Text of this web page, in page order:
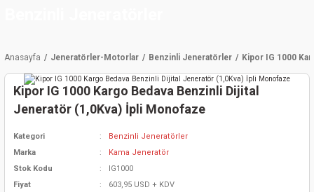
Mak.
Vidalamalar
Anasayfa Jeneratörler-Motorlar Benzinli Jeneratörler Kipor IG 1000
Kipor IG 1000 Kargo Bedava Benzinli Dijital
Jeneratör (1,0Kva) İpli Monofaze
Kategori
Benzinli Jeneratörler
Marka
Kama Jeneratör
Stok Kodu
IG1000
Fiyat
603,95 USD + KDV